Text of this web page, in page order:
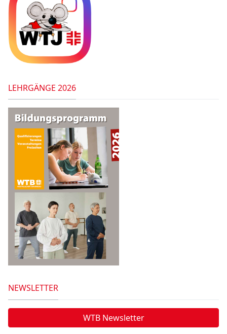
LEHRGÄNGE 2026
NEWSLETTER
WTB Newsletter